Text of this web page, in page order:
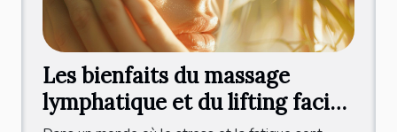
Les bienfaits du massage
lymphatique et du lifting facial